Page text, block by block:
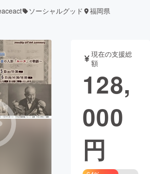
ジェクト
募集終了が近いプ
ロジェクト
されます
写真 音楽
ロジー・ガジェット ゲーム・サ
画
・起業
ソーシャルグッド 福岡県
現在の支援総
額
128,
000
円